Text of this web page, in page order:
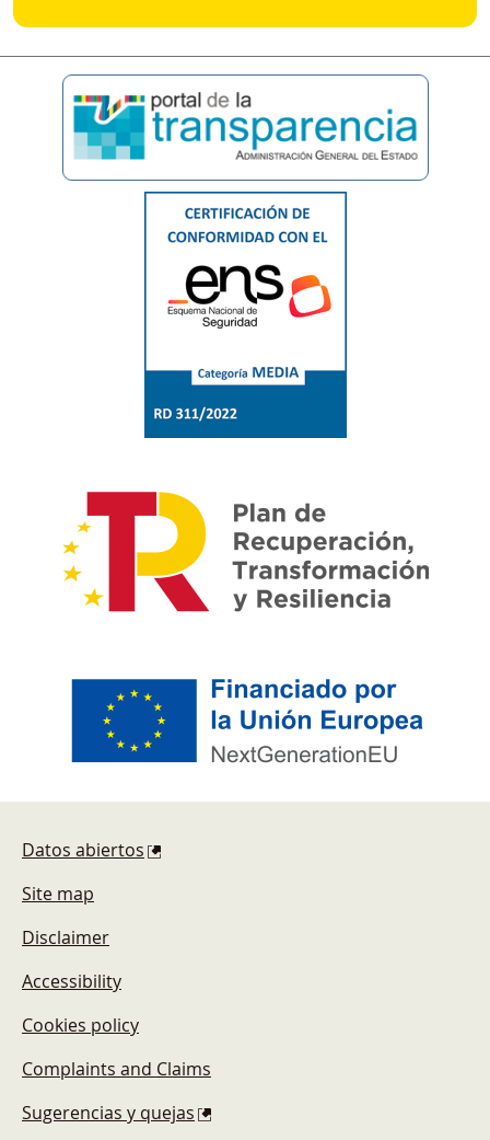
Datos abiertos
Site map
Disclaimer
Accessibility
Cookies policy
Complaints and Claims
Sugerencias y quejas